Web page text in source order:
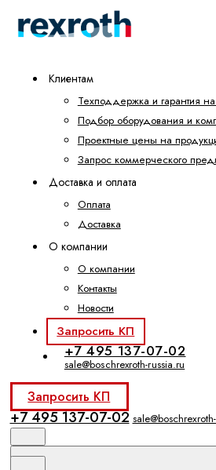
Клиентам
Техподдержка и гарантия
Подбор оборудования и
Проектные цены на
Запрос коммерческого
Доставка и оплата
Оплата
Доставка
О компании
О компании
Контакты
Новости
Запросить КП
+7 495 137-07-02
sale@boschrexroth-russia.ru
Запросить КП
+7 495 137-07-02